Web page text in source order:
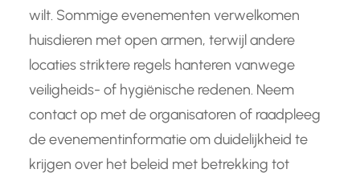
wilt. Sommige evenementen verwelkomen
huisdieren met open armen, terwijl andere
locaties striktere regels hanteren vanwege
veiligheids- of hygiënische redenen. Neem
contact op met de organisatoren of raadpleeg
de evenementinformatie om duidelijkheid te
krijgen over het beleid met betrekking tot